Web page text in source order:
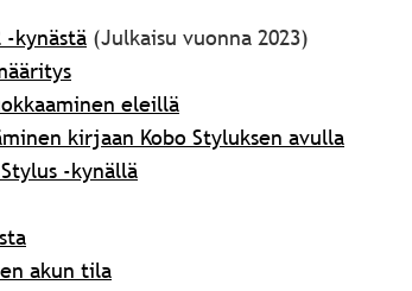
-kynästä (Julkaisu vuonna 2023)
eleillä
kirjaan Kobo Styluksen avulla
-kynällä
akun tila